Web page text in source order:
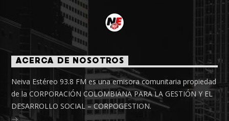
ACERCA DE NOSOTROS
Neiva Estéreo 93.8 FM es una emisora comunitaria propiedad
de la CORPORACIÓN COLOMBIANA PARA LA GESTIÓN Y EL
DESARROLLO SOCIAL – CORPOGESTION.